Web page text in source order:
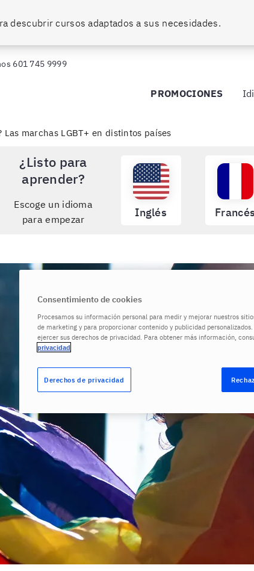
descubrir cursos adaptados a sus necesidades.
601 745 9999
PROMOCIONES
Las marchas LGBT+ en distintos países
¿Listo para
aprender?
Escoge un idioma
para empezar
Inglés Francés
Consentimiento de cookies
Procesamos su información personal para medir y mejorar nuestros
de marketing y para proporcionar contenido y publicidad
ejercer sus derechos de privacidad. Para obtener más información,
privacidad
Derechos de privacidad